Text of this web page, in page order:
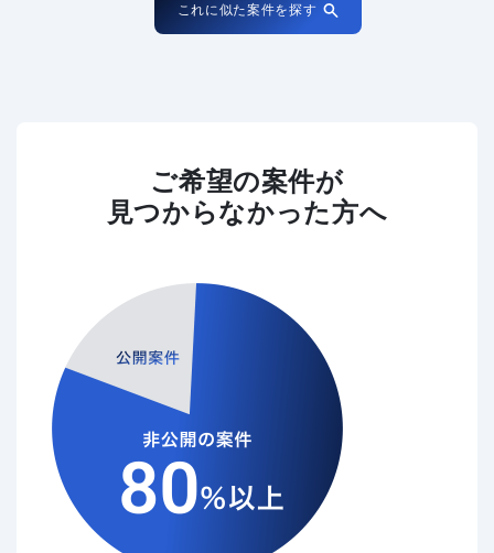
これに似た案件を探す
ご希望の案件が
見つからなかった方へ